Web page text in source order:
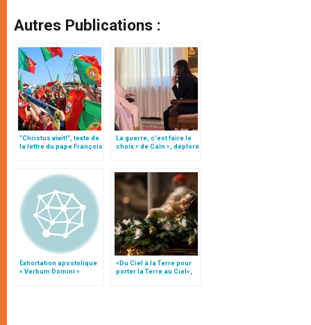
Autres Publications :
"Christus vivit!", texte de
la lettre du pape François
La guerre, c’est faire le
choix « de Caïn », déplore
Exhortation apostolique
« Verbum Domini »
«Du Ciel à la Terre pour
porter la Terre au Ciel»,